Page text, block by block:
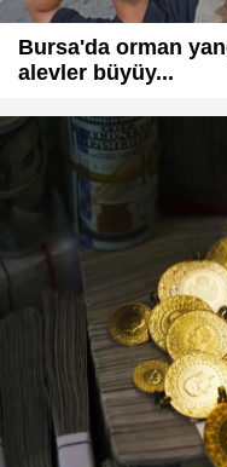
Bursa'da orman
alevler büyüy...